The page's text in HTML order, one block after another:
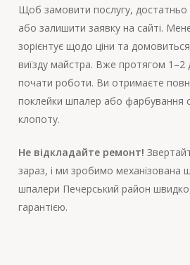
Щоб замовити послугу,
або залишити заявку на сайті.
зорієнтує щодо ціни та
виїзду майстра. Вже протягом
почати роботи. Ви отримаєте
поклейки шпалер або фарбування
клопоту.
Не відкладайте ремонт!
зараз, і ми зробимо механізована
шпалери Печерський район
гарантією.